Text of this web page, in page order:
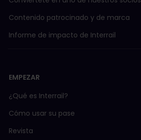
Contenido patrocinado y de marca
Informe de impacto de Interrail
EMPEZAR
¿Qué es Interrail?
Cómo usar su pase
Revista